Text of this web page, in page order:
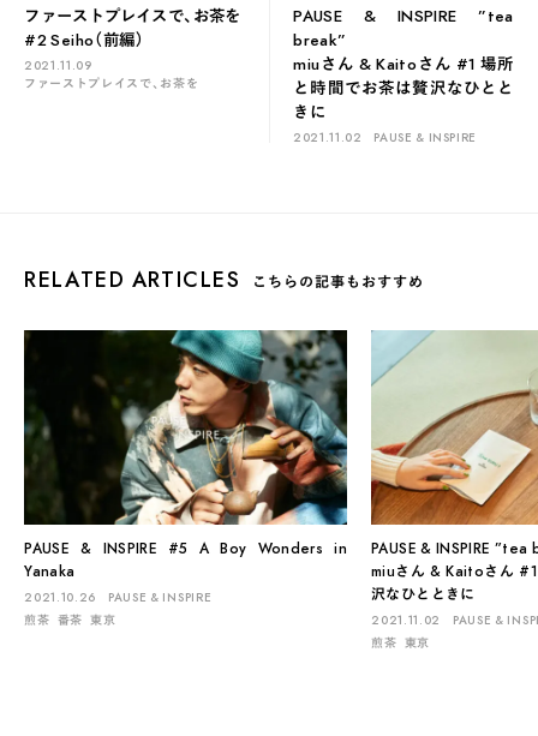
ファーストプレイスで、お茶を
#2 Seiho（前編）
2021.11.09
ファーストプレイスで、お茶を
PAUSE & INSPIRE ”tea
break”
miuさん & Kaitoさん #1 場所
と時間でお茶は贅沢なひとと
きに
2021.11.02 PAUSE & INSPIRE
RELATED ARTICLES こちらの記事もおすすめ
PAUSE & INSPIRE #5 A Boy Wonders in
Yanaka
2021.10.26
PAUSE & INSPIRE
煎茶 番茶 東京
PAUSE & INSPIRE ”tea
miuさん & Kaitoさん
沢なひとときに
2021.11.02
PAUSE &
煎茶 東京